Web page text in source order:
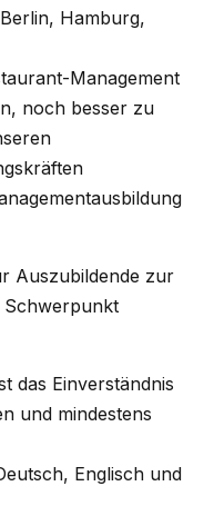
Hamburg,
Management
noch besser zu
Auszubildende zur
das Einverständnis
und mindestens
Englisch und